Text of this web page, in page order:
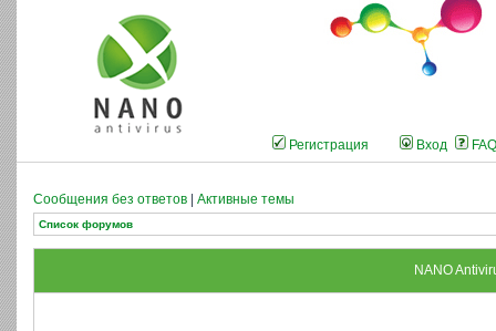
Регистрация Вход FAQ
Сообщения без ответов Активные темы
Список форумов
NANO